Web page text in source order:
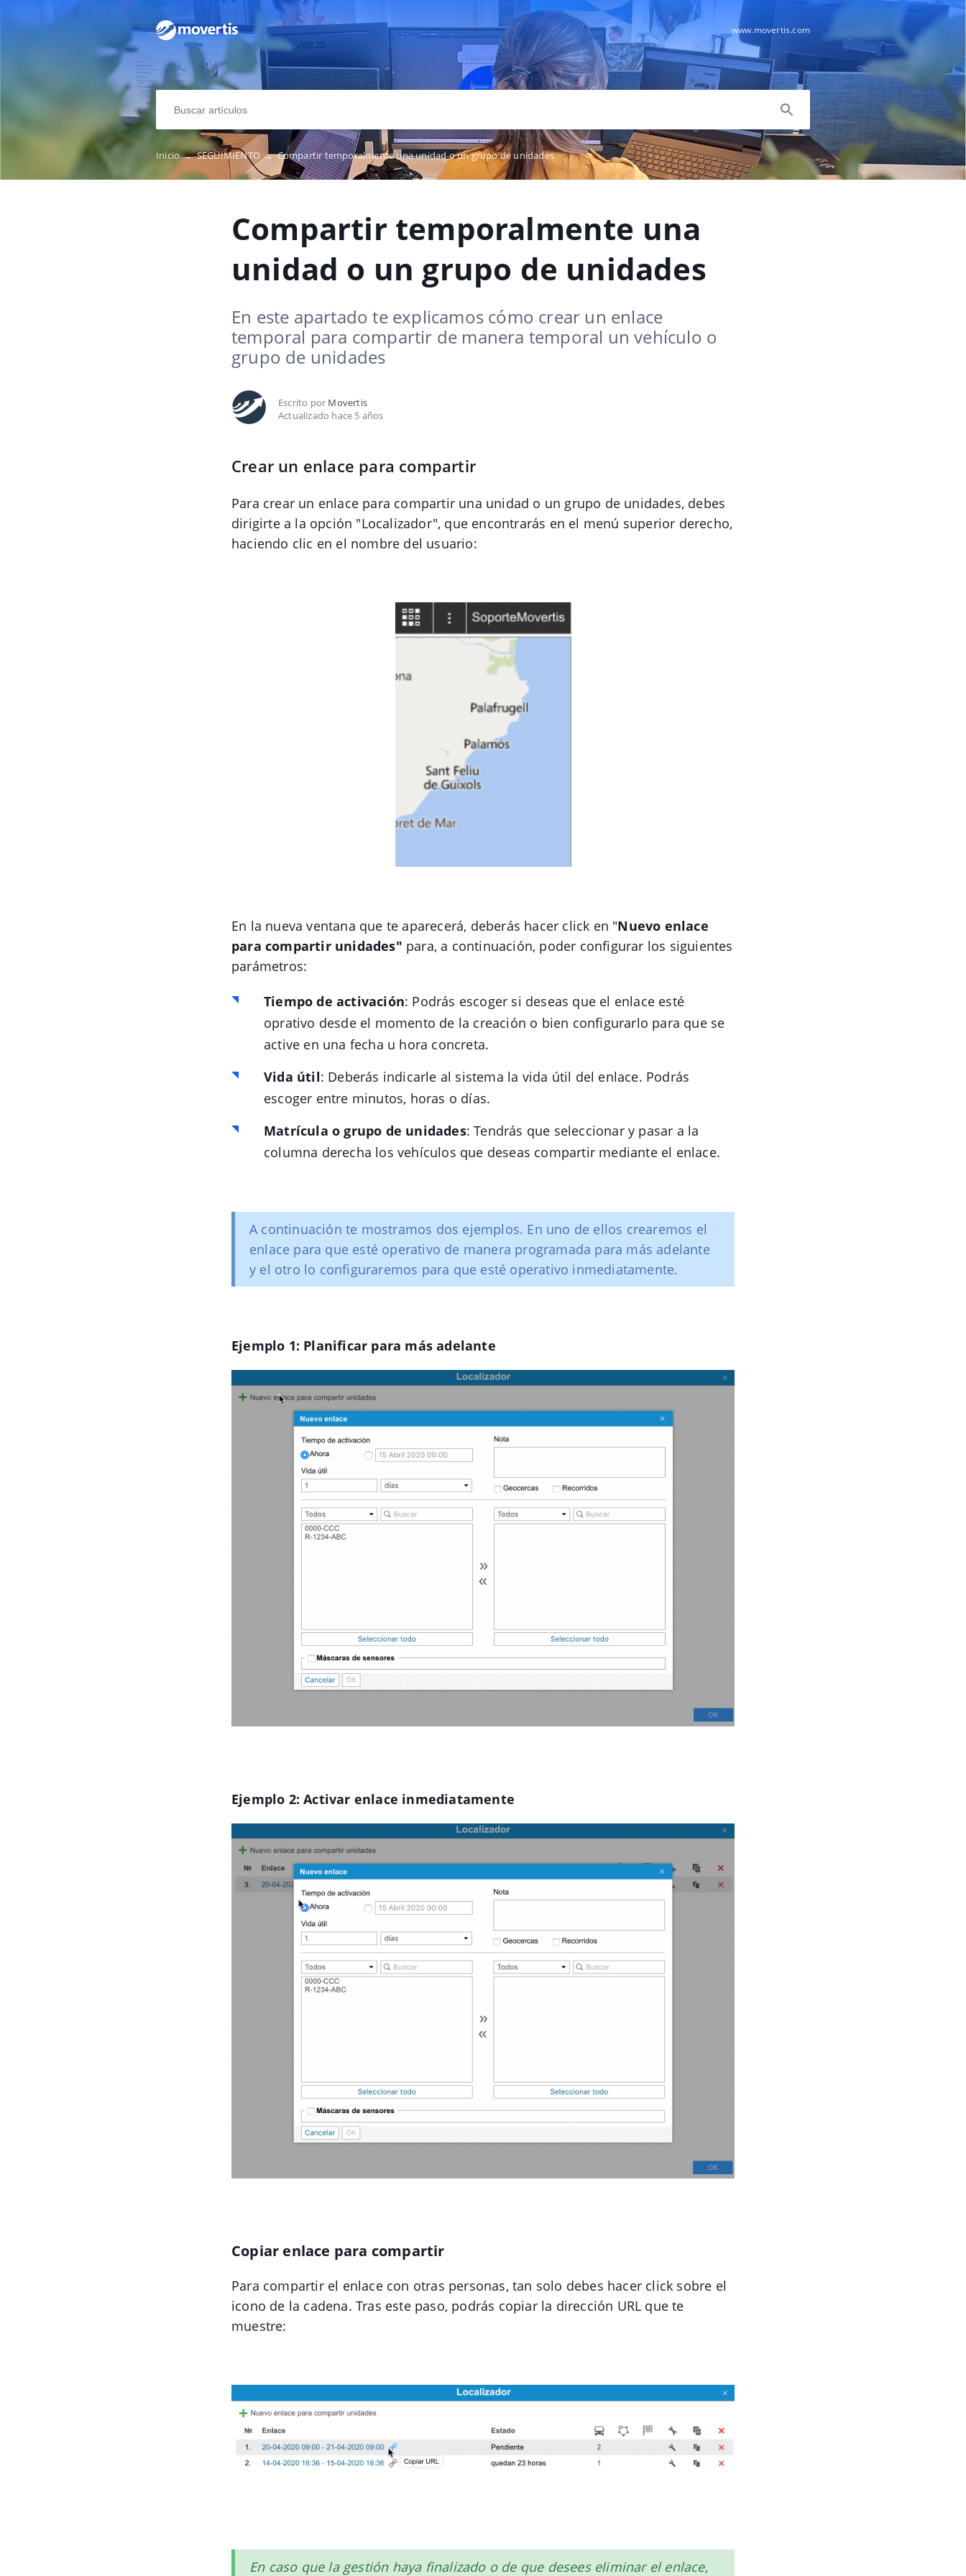
www.movertis.com
Inicio→ SEGUIMIENTO→ Compartir temporalmente una unidad o un grupo de unidades
Compartir temporalmente una
unidad o un grupo de unidades
En este apartado te explicamos cómo crear un enlace
temporal para compartir de manera temporal un vehículo o
grupo de unidades
Escrito por Movertis
Actualizado hace 5 años
Crear un enlace para compartir
Para crear un enlace para compartir una unidad o un grupo de unidades, debes
dirigirte a la opción "Localizador", que encontrarás en el menú superior derecho,
haciendo clic en el nombre del usuario:
En la nueva ventana que te aparecerá, deberás hacer click en "Nuevo enlace
para compartir unidades" para, a continuación, poder configurar los siguientes
parámetros:
Tiempo de activación: Podrás escoger si deseas que el enlace esté
oprativo desde el momento de la creación o bien configurarlo para que se
active en una fecha u hora concreta.
Vida útil: Deberás indicarle al sistema la vida útil del enlace. Podrás
escoger entre minutos, horas o días.
Matrícula o grupo de unidades: Tendrás que seleccionar y pasar a la
columna derecha los vehículos que deseas compartir mediante el enlace.
A continuación te mostramos dos ejemplos. En uno de ellos crearemos el
enlace para que esté operativo de manera programada para más adelante
y el otro lo configuraremos para que esté operativo inmediatamente.
Ejemplo 1: Planificar para más adelante
Ejemplo 2: Activar enlace inmediatamente
Copiar enlace para compartir
Para compartir el enlace con otras personas, tan solo debes hacer click sobre el
icono de la cadena. Tras este paso, podrás copiar la dirección URL que te
muestre:
En caso que la gestión haya finalizado o de que desees eliminar el enlace,